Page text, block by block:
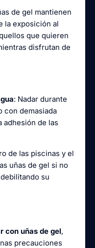
de gel mantienen
la exposición al
que quieren
disfrutan de
: Nadar durante
con demasiada
adhesión de las
de las piscinas y el
uñas de gel si no
su
con uñas de gel,
precauciones